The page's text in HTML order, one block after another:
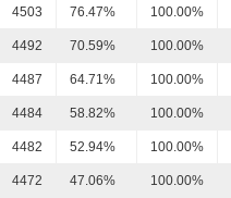
4503 76.47% 100.00%
4492 70.59% 100.00%
4487 64.71% 100.00%
4484 58.82% 100.00%
4482 52.94% 100.00%
4472 47.06% 100.00%